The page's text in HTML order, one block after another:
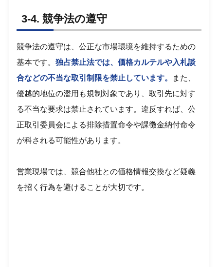
3-4. 競争法の遵守
競争法の遵守は、公正な市場環境を維持するための
基本です。独占禁止法では、価格カルテルや入札談
合などの不当な取引制限を禁止しています。
また、
優越的地位の濫用も規制対象であり、取引先に対す
る不当な要求は禁止されています。違反すれば、公
正取引委員会による排除措置命令や課徴金納付命令
が科される可能性があります。
営業現場では、競合他社との価格情報交換など疑義
を招く行為を避けることが大切です。